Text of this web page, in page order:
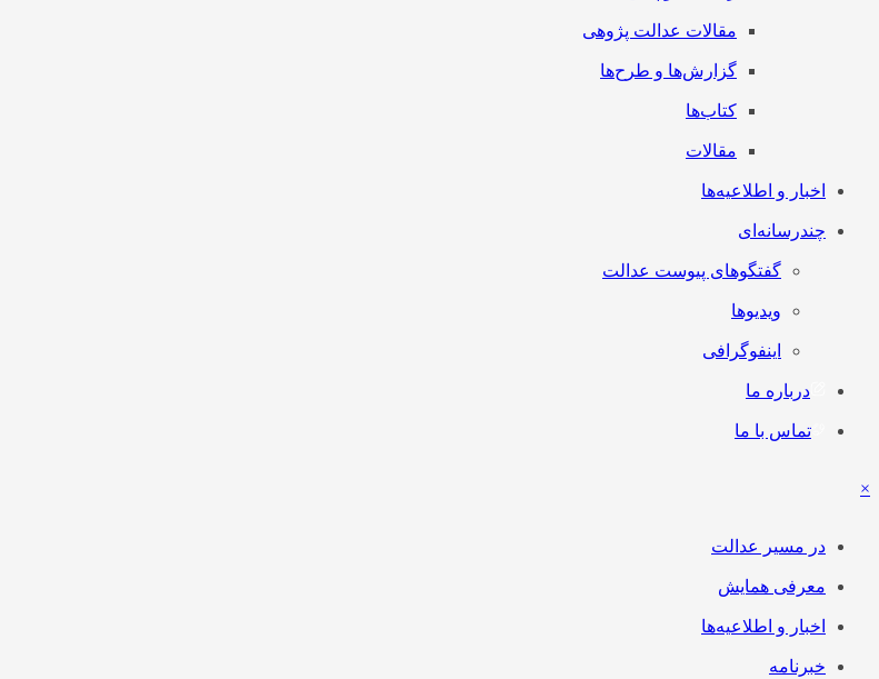
مقالات عدالت پژوهی
گزارش‌ها و طرح‌ها
کتاب‌ها
مقالات
اخبار و اطلاعیه‌ها
چندرسانه‌ای
گفتگوهای پیوست عدالت
ویدیوها
اینفوگرافی
درباره ما
تماس با ما
×
در مسیر عدالت
معرفی همایش
اخبار و اطلاعیه‌ها
خبرنامه